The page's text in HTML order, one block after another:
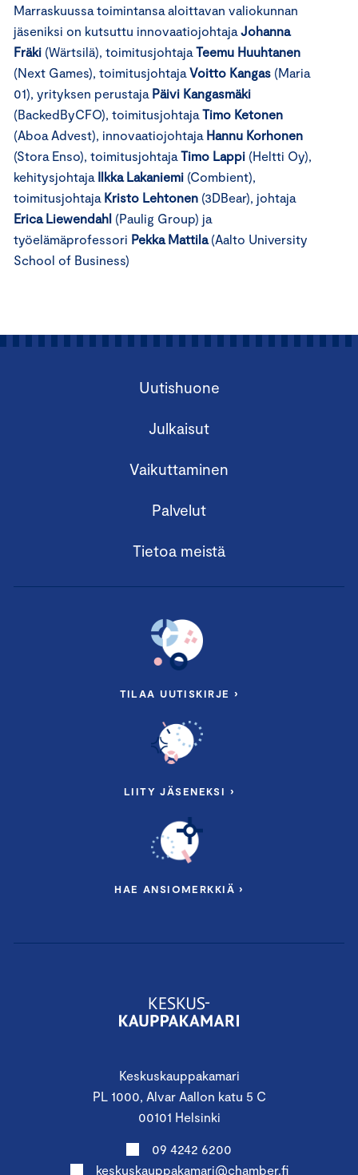
Marraskuussa toimintansa aloittavan valiokunnan
jäseniksi on kutsuttu innovaatiojohtaja Johanna
Fräki (Wärtsilä), toimitusjohtaja Teemu Huuhtanen
(Next Games), toimitusjohtaja Voitto Kangas (Maria
01), yrityksen perustaja Päivi Kangasmäki
(BackedByCFO), toimitusjohtaja Timo Ketonen
(Aboa Advest), innovaatiojohtaja Hannu Korhonen
(Stora Enso), toimitusjohtaja Timo Lappi (Heltti Oy),
kehitysjohtaja Ilkka Lakaniemi (Combient),
toimitusjohtaja Kristo Lehtonen (3DBear), johtaja
Erica Liewendahl (Paulig Group) ja
työelämäprofessori Pekka Mattila (Aalto University
School of Business)
Keskuskauppakamari
PL 1000, Alvar Aallon katu 5 C
00101 Helsinki
09 4242 6200
keskuskauppakamari@chamber.fi
Uutishuone
Julkaisut
Vaikuttaminen
Palvelut
Tietoa meistä
TILAA UUTISKIRJE ›
LIITY JÄSENEKSI ›
HAE ANSIOMERKKIÄ ›